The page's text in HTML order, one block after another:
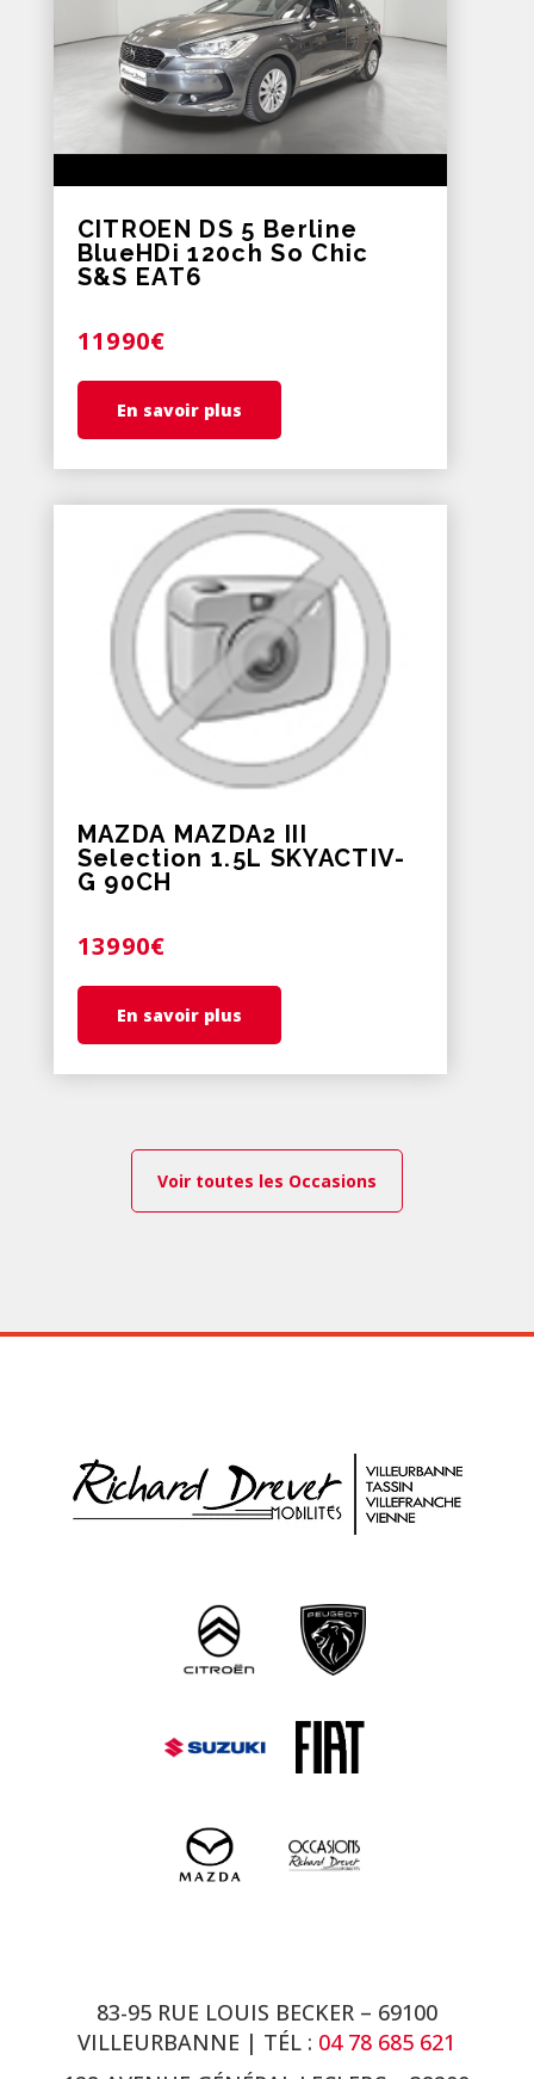
CITROEN DS 5 Berline
BlueHDi 120ch So Chic
S&S EAT6
11990€
En savoir plus
MAZDA MAZDA2 III
Selection 1.5L SKYACTIV-
G 90CH
13990€
En savoir plus
Voir toutes les Occasions
83-95 RUE LOUIS BECKER – 69100
VILLEURBANNE | TÉL : 04 78 685 621